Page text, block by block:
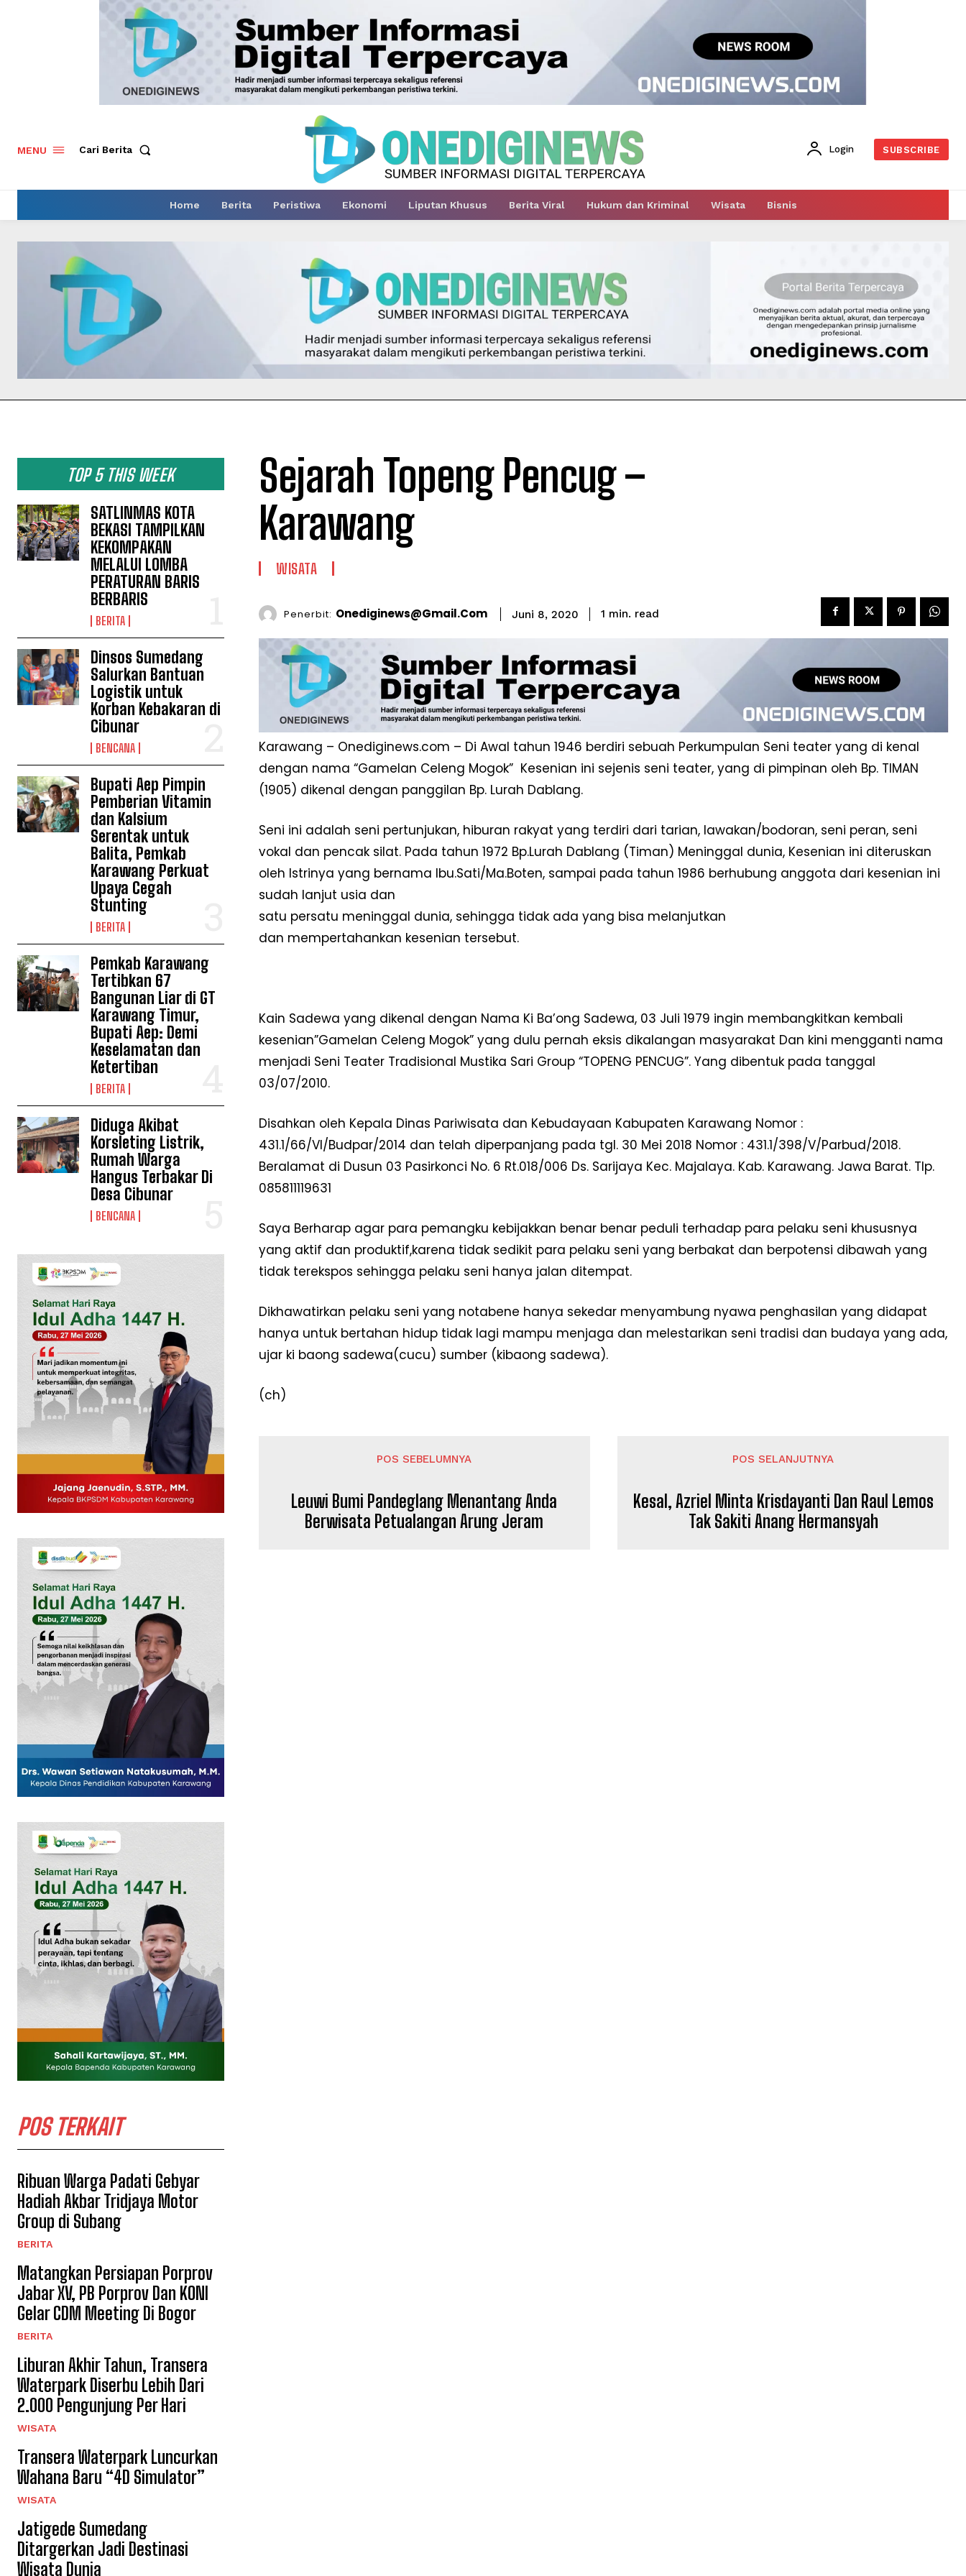
News Week
Magazine PRO
Company
MENU Cari Berita Login SUBSCRIBE
Home Berita Peristiwa Ekonomi Liputan Khusus Berita Viral Hukum dan Kriminal Wisata Bisnis
TOP 5 THIS WEEK
SATLINMAS KOTA
BEKASI TAMPILKAN
KEKOMPAKAN
MELALUI LOMBA
PERATURAN BARIS
BERBARIS
BERITA
Dinsos Sumedang
Salurkan Bantuan
Logistik untuk
Korban Kebakaran di
Cibunar
BENCANA
Bupati Aep Pimpin
Pemberian Vitamin
dan Kalsium
Serentak untuk
Balita, Pemkab
Karawang Perkuat
Upaya Cegah
Stunting
BERITA
Pemkab Karawang
Tertibkan 67
Bangunan Liar di GT
Karawang Timur,
Bupati Aep: Demi
Keselamatan dan
Ketertiban
BERITA
Diduga Akibat
Korsleting Listrik,
Rumah Warga
Hangus Terbakar Di
Desa Cibunar
BENCANA
POS TERKAIT
Ribuan Warga Padati Gebyar
Hadiah Akbar Tridjaya Motor
Group di Subang
BERITA
Matangkan Persiapan Porprov
Jabar XV, PB Porprov Dan KONI
Gelar CDM Meeting Di Bogor
BERITA
Liburan Akhir Tahun, Transera
Waterpark Diserbu Lebih Dari
2.000 Pengunjung Per Hari
WISATA
Transera Waterpark Luncurkan
Wahana Baru “4D Simulator”
WISATA
Jatigede Sumedang
Ditargerkan Jadi Destinasi
Wisata Dunia
Sejarah Topeng Pencug –
Karawang
WISATA
Penerbit: Onediginews@gmail.com Juni 8, 2020 1 min. read
Karawang – Onediginews.com – Di Awal tahun 1946 berdiri sebuah Perkumpulan Seni teater yang di kenal
dengan nama “Gamelan Celeng Mogok” Kesenian ini sejenis seni teater, yang di pimpinan oleh Bp. TIMAN
(1905) dikenal dengan panggilan Bp. Lurah Dablang.
Seni ini adalah seni pertunjukan, hiburan rakyat yang terdiri dari tarian, lawakan/bodoran, seni peran, seni
vokal dan pencak silat. Pada tahun 1972 Bp.Lurah Dablang (Timan) Meninggal dunia, Kesenian ini diteruskan
oleh Istrinya yang bernama Ibu.Sati/Ma.Boten, sampai pada tahun 1986 berhubung anggota dari kesenian ini
sudah lanjut usia dan
satu persatu meninggal dunia, sehingga tidak ada yang bisa melanjutkan
dan mempertahankan kesenian tersebut.
Kain Sadewa yang dikenal dengan Nama Ki Ba’ong Sadewa, 03 Juli 1979 ingin membangkitkan kembali
kesenian”Gamelan Celeng Mogok” yang dulu pernah eksis dikalangan masyarakat Dan kini mengganti nama
menjadi Seni Teater Tradisional Mustika Sari Group “TOPENG PENCUG”. Yang dibentuk pada tanggal
03/07/2010.
Disahkan oleh Kepala Dinas Pariwisata dan Kebudayaan Kabupaten Karawang Nomor :
431.1/66/VI/Budpar/2014 dan telah diperpanjang pada tgl. 30 Mei 2018 Nomor : 431.1/398/V/Parbud/2018.
Beralamat di Dusun 03 Pasirkonci No. 6 Rt.018/006 Ds. Sarijaya Kec. Majalaya. Kab. Karawang. Jawa Barat. Tlp.
085811119631
Saya Berharap agar para pemangku kebijakkan benar benar peduli terhadap para pelaku seni khususnya
yang aktif dan produktif,karena tidak sedikit para pelaku seni yang berbakat dan berpotensi dibawah yang
tidak terekspos sehingga pelaku seni hanya jalan ditempat.
Dikhawatirkan pelaku seni yang notabene hanya sekedar menyambung nyawa penghasilan yang didapat
hanya untuk bertahan hidup tidak lagi mampu menjaga dan melestarikan seni tradisi dan budaya yang ada,
ujar ki baong sadewa(cucu) sumber (kibaong sadewa).
(ch)
POS SEBELUMNYA
Leuwi Bumi Pandeglang Menantang Anda
Berwisata Petualangan Arung Jeram
POS SELANJUTNYA
Kesal, Azriel Minta Krisdayanti Dan Raul Lemos
Tak Sakiti Anang Hermansyah